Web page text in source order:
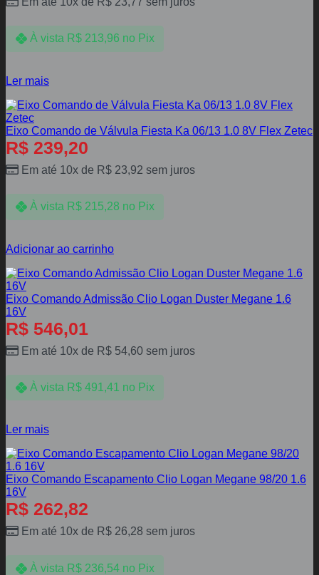
À vista R$213,96 no Pix
Ler mais
Eixo Comando de Válvula Fiesta Ka 06/13 1.0 8V Flex Zetec
R$ 239,20
Em até 10x de R$ 23,92 sem juros
À vista R$215,28 no Pix
Adicionar ao carrinho
Eixo Comando Admissão Clio Logan Duster Megane 1.6
16V
R$ 546,01
Em até 10x de R$ 54,60 sem juros
À vista R$491,41 no Pix
Ler mais
Eixo Comando Escapamento Clio Logan Megane 98/20 1.6
16V
R$ 262,82
Em até 10x de R$ 26,28 sem juros
À vista R$236,54 no Pix